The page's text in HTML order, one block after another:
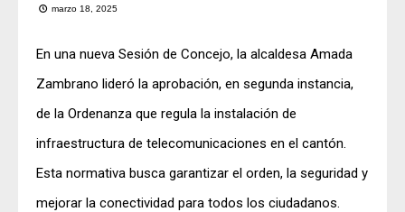
marzo 18, 2025
En una nueva Sesión de Concejo, la alcaldesa Amada
Zambrano lideró la aprobación, en segunda instancia,
de la Ordenanza que regula la instalación de
infraestructura de telecomunicaciones en el cantón.
Esta normativa busca garantizar el orden, la seguridad y
mejorar la conectividad para todos los ciudadanos.